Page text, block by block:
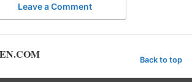
Leave a Comment
Back to top